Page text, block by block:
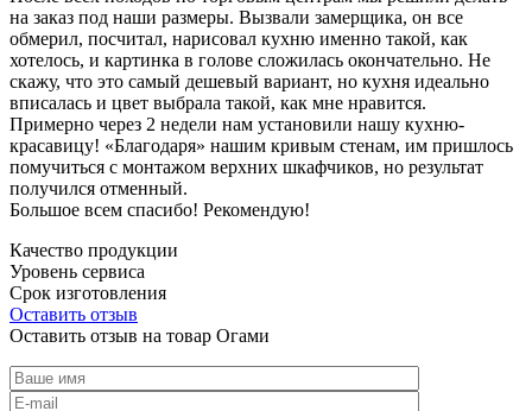
на заказ под наши размеры. Вызвали замерщика, он все
обмерил, посчитал, нарисовал кухню именно такой, как
хотелось, и картинка в голове сложилась окончательно. Не
скажу, что это самый дешевый вариант, но кухня идеально
вписалась и цвет выбрала такой, как мне нравится.
Примерно через 2 недели нам установили нашу кухню-
красавицу! «Благодаря» нашим кривым стенам, им пришлось
помучиться с монтажом верхних шкафчиков, но результат
получился отменный.
Большое всем спасибо! Рекомендую!
Качество продукции
Уровень сервиса
Срок изготовления
Оставить отзыв
Оставить отзыв на товар Огами